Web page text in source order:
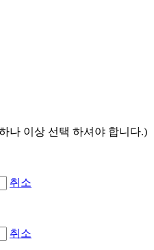
나 이상 선택 하셔야 합니다.)
취소
취소